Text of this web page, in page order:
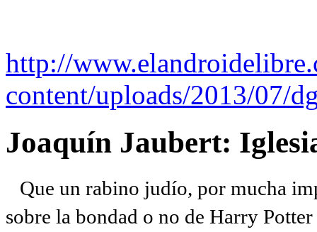
http://
content/uploads/2013/07/
Joaquín Jaubert:
Que un rabino judío, por mucha
sobre la bondad o no de Harry